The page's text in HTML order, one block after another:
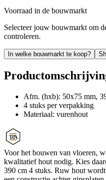
Voorraad in de bouwmarkt
Selecteer jouw bouwmarkt om
controleren.
In welke bouwmarkt te koop?
Afm. (hxb): 50x75 mm,
4 stuks per verpakking
Materiaal: vurenhout
Voor het bouwen van vloeren,
kwalitatief hout nodig. Kies
390 cm 4 stuks. Ruw hout